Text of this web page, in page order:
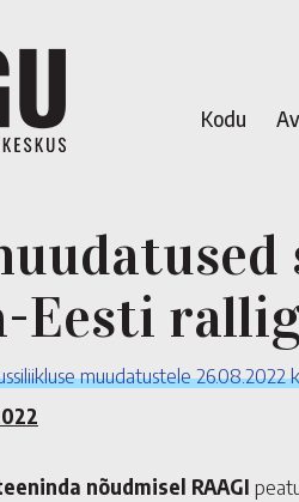
Kodu
Eesti
muudatustele 26.08.2022
nõudmisel RAAGI